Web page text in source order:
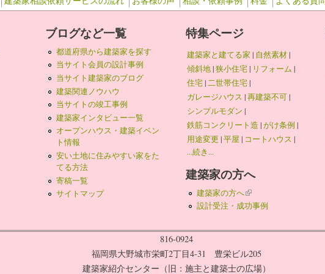
ブログなど一覧
都道府県から建築家を探す
当サイト会員の設計事例
当サイト建築家のブログ
建築関連ノウハウ
当サイトの竣工事例
建築家インタビュー一覧
オープンハウス・建築イベン
ト情報
安い土地に住みやすい家をた
てる方法
寄稿一覧
サイトマップ
特集ページ
建築家と建てる家 | 自然素材|
傾斜地|狭小住宅| リフォーム |
住宅|二世帯住宅|
ガレージハウス |再建築不可|
シンプルモダン |
鉄筋コンクリート造 |がけ条例 |
用途変更 |平屋 | コートハウス |
...続き...
建築家の方へ
建築家の方へ(link is external)
設計受注・成功事例
816-0924
福岡県大野城市栄町2丁目4-31 豊栄ビル205
建築家紹介センター（旧：施主と建築士の広場）